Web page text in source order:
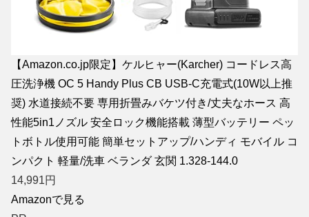
【Amazon.co.jp限定】ケルヒャー(Karcher) コードレス高
圧洗浄機 OC 5 Handy Plus CB USB-C充電式(10W以上推
奨) 水道接続不要 専用折畳みバケツ付き/丈夫なホース 高
性能5in1ノズル 安全ロック機能搭載 薄型バッテリー ペッ
トボトル使用可能 簡単セットアップ/ハンディ モバイル コ
ンパクト 軽量/洗車 ベランダ 玄関 1.328-144.0
14,991円
Amazonで見る